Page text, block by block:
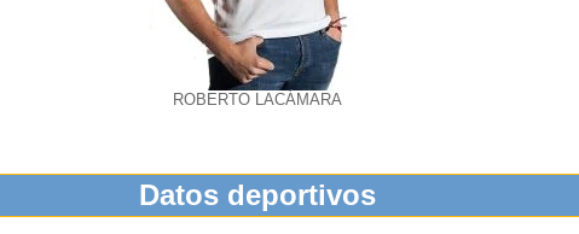
ROBERTO LACÁMARA
Datos deportivos